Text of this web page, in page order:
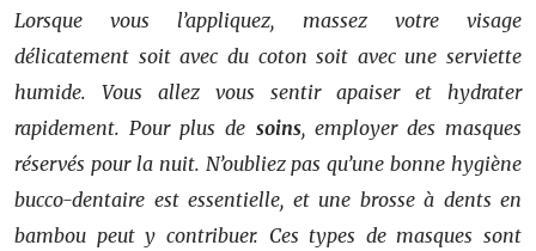
Lorsque vous l’appliquez, massez votre visage
délicatement soit avec du coton soit avec une serviette
humide. Vous allez vous sentir apaiser et hydrater
rapidement. Pour plus de soins, employer des masques
réservés pour la nuit. N’oubliez pas qu’une bonne hygiène
bucco-dentaire est essentielle, et une brosse à dents en
bambou peut y contribuer. Ces types de masques sont